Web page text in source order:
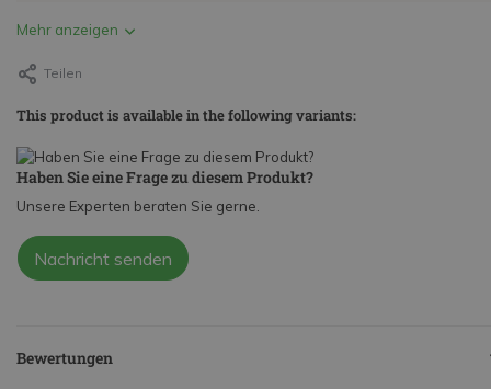
Mehr anzeigen
Teilen
This product is available in the following variants:
Haben Sie eine Frage zu diesem Produkt?
Unsere Experten beraten Sie gerne.
Nachricht senden
Bewertungen